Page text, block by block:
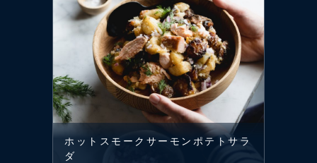
ホットスモークサーモンポテトサラ
ダ